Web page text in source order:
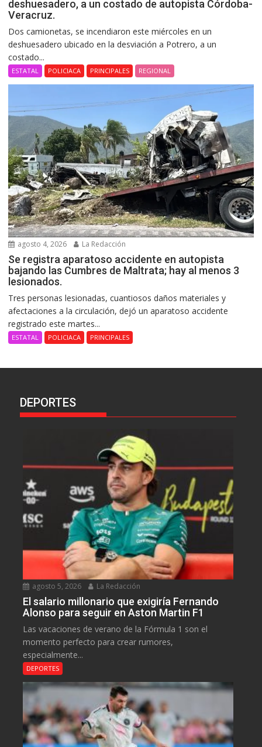
deshuesadero, a un costado de autopista Córdoba-
Veracruz.
Dos camionetas, se incendiaron este miércoles en un
deshuesadero ubicado en la desviación a Potrero, a un
costado...
ESTATAL POLICIACA PRINCIPALES REGIONAL
agosto 4, 2026 La Redacción
Se registra aparatoso accidente en autopista
bajando las Cumbres de Maltrata; hay al menos 3
lesionados.
Tres personas lesionadas, cuantiosos daños materiales y
afectaciones a la circulación, dejó un aparatoso accidente
registrado este martes...
ESTATAL POLICIACA PRINCIPALES
DEPORTES
agosto 5, 2026 La Redacción
El salario millonario que exigiría Fernando
Alonso para seguir en Aston Martin F1
Las vacaciones de verano de la Fórmula 1 son el
momento perfecto para crear rumores,
especialmente...
DEPORTES